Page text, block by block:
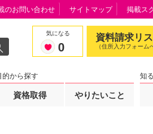
気になる
0
資料請求リ
（住所入力フォーム
的から探す
資格取得 やりたいこと
知る
のお問い合わせ サイトマップ 掲載ス